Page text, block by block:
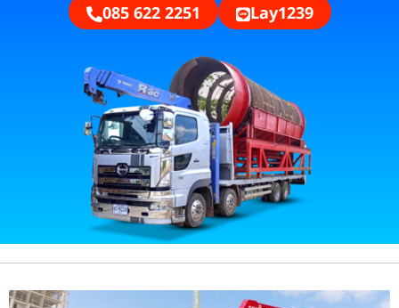
085 622 2251 Lay1239